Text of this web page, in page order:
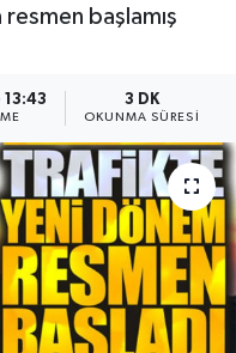
resmen başlamış
3 DK
OKUNMA SÜRESI